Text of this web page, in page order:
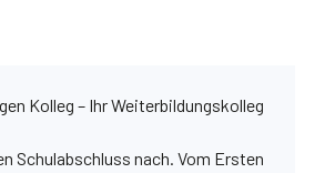
Kolleg – Ihr Weiterbildungskolleg
Schulabschluss nach. Vom Ersten